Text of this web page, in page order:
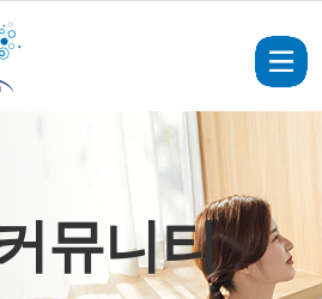
뮤니티